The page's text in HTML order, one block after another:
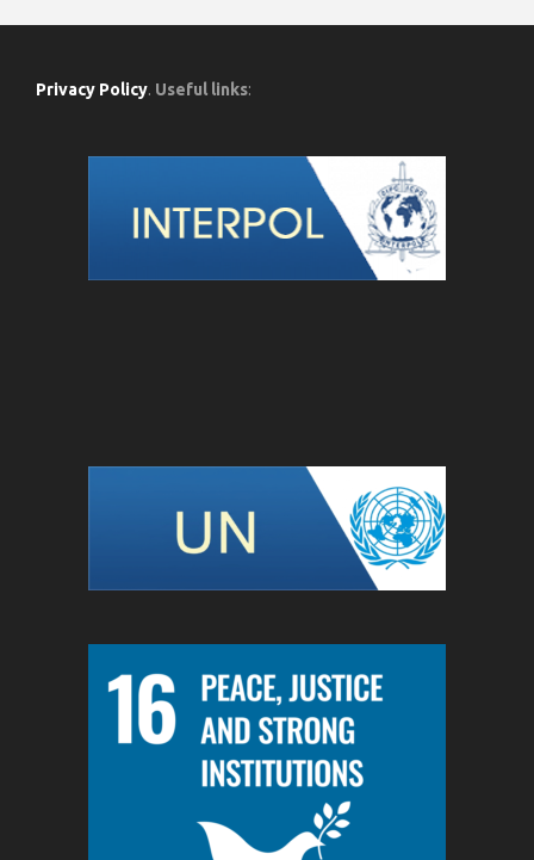
Privacy Policy. Useful links: